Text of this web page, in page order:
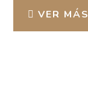
VER MÁS